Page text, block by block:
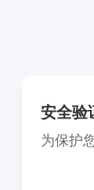
安全验
为保护